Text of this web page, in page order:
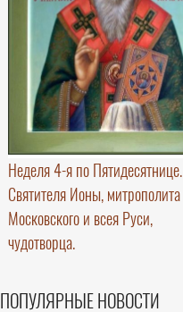
Неделя 4-я по Пятидесятнице.
Святителя Ионы, митрополита
Московского и всея Руси,
чудотворца.
ПОПУЛЯРНЫЕ НОВОСТИ